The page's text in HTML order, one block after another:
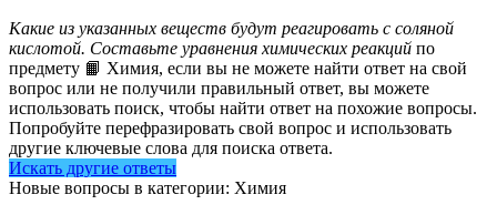
Какие из указанных веществ будут реагировать с соляной
кислотой. Составьте уравнения химических реакций по
предмету 📙 Химия, если вы не можете найти ответ на свой
вопрос или не получили правильный ответ, вы можете
использовать поиск, чтобы найти ответ на похожие вопросы.
Попробуйте перефразировать свой вопрос и использовать
другие ключевые слова для поиска ответа.
Искать другие ответы
Новые вопросы в категории: Химия